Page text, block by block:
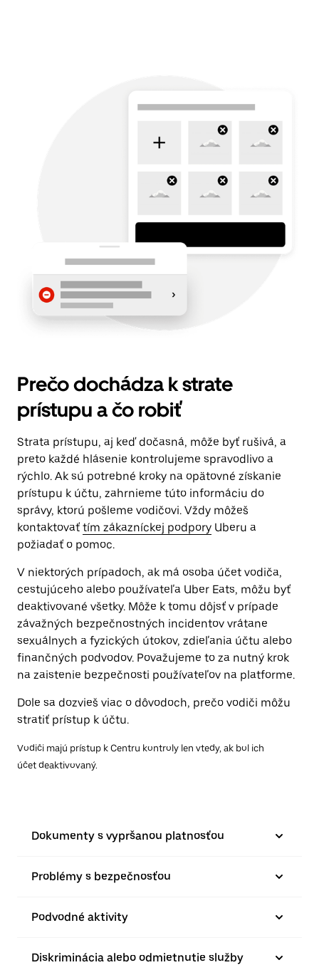
Prečo dochádza k strate
prístupu a čo robiť
Strata prístupu, aj keď dočasná, môže byť rušivá, a
preto každé hlásenie kontrolujeme spravodlivo a
rýchlo. Ak sú potrebné kroky na opätovné získanie
prístupu k účtu, zahrnieme túto informáciu do
správy, ktorú pošleme vodičovi. Vždy môžeš
kontaktovať tím zákazníckej podpory Uberu a
požiadať o pomoc.
V niektorých prípadoch, ak má osoba účet vodiča,
cestujúceho alebo používateľa Uber Eats, môžu byť
deaktivované všetky. Môže k tomu dôjsť v prípade
závažných bezpečnostných incidentov vrátane
sexuálnych a fyzických útokov, zdieľania účtu alebo
finančných podvodov. Považujeme to za nutný krok
na zaistenie bezpečnosti používateľov na platforme.
Dole sa dozvieš viac o dôvodoch, prečo vodiči môžu
stratiť prístup k účtu.
Vodiči majú prístup k Centru kontroly len vtedy, ak bol ich
účet deaktivovaný.
Dokumenty s vypršanou platnosťou
Problémy s bezpečnosťou
Podvodné aktivity
Diskriminácia alebo odmietnutie služby